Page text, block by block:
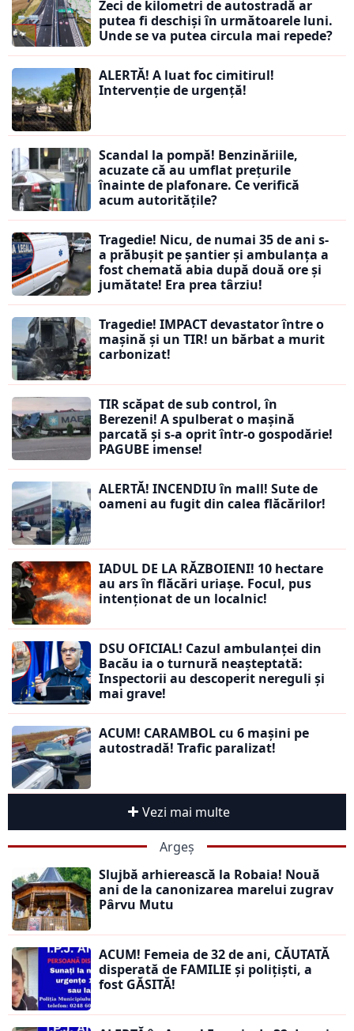
Zeci de kilometri de autostradă ar
putea fi deschiși în următoarele luni.
Unde se va putea circula mai repede?
ALERTĂ! A luat foc cimitirul!
Intervenție de urgență!
Scandal la pompă! Benzinăriile,
acuzate că au umflat prețurile
înainte de plafonare. Ce verifică
acum autoritățile?
Tragedie! Nicu, de numai 35 de ani s-
a prăbușit pe șantier și ambulanța a
fost chemată abia după două ore și
jumătate! Era prea târziu!
Tragedie! IMPACT devastator între o
mașină și un TIR! un bărbat a murit
carbonizat!
TIR scăpat de sub control, în
Berezeni! A spulberat o mașină
parcată și s-a oprit într-o gospodărie!
PAGUBE imense!
ALERTĂ! INCENDIU în mall! Sute de
oameni au fugit din calea flăcărilor!
IADUL DE LA RĂZBOIENI! 10 hectare
au ars în flăcări uriașe. Focul, pus
intenționat de un localnic!
DSU OFICIAL! Cazul ambulanței din
Bacău ia o turnură neașteptată:
Inspectorii au descoperit nereguli și
mai grave!
ACUM! CARAMBOL cu 6 mașini pe
autostradă! Trafic paralizat!
Vezi mai multe
Argeș
Slujbă arhierească la Robaia! Nouă
ani de la canonizarea marelui zugrav
Pârvu Mutu
ACUM! Femeia de 32 de ani, CĂUTATĂ
disperată de FAMILIE și polițiști, a
fost GĂSITĂ!